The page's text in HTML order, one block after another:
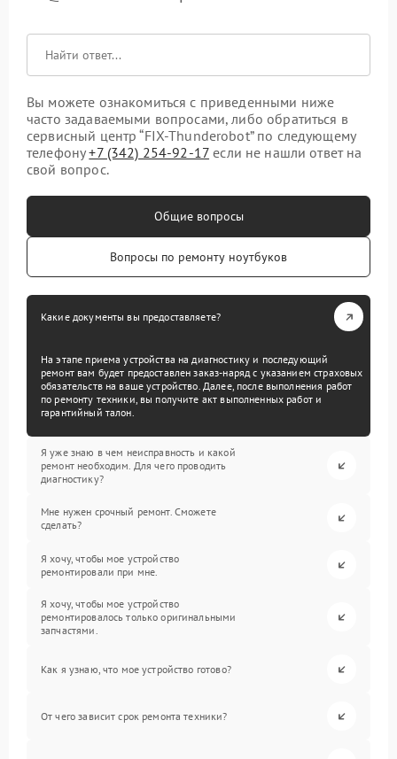
Вы можете ознакомиться с приведенными ниже
часто задаваемыми вопросами, либо обратиться в
сервисный центр “FIX-Thunderobot” по следующему
телефону+7 (342) 254-92-17 если не нашли ответ на
свой вопрос.
Общие вопросы
Вопросы по ремонту ноутбуков
Какие документы вы предоставляете?
На этапе приема устройства на диагностику и последующий
ремонт вам будет предоставлен заказ-наряд с указанием страховых
обязательств на ваше устройство. Далее, после выполнения работ
по ремонту техники, вы получите акт выполненных работ и
гарантийный талон.
Я уже знаю в чем неисправность и какой
ремонт необходим. Для чего проводить
диагностику?
Мне нужен срочный ремонт. Сможете
сделать?
Я хочу, чтобы мое устройство
ремонтировали при мне.
Я хочу, чтобы мое устройство
ремонтировалось только оригинальными
запчастями.
Как я узнаю, что мое устройство готово?
От чего зависит срок ремонта техники?